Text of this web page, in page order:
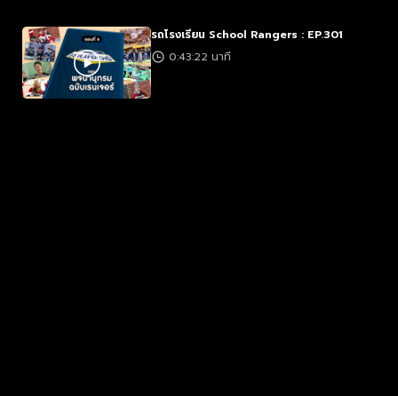
รถโรงเรียน School Rangers : EP.301
0:43:22 นาที